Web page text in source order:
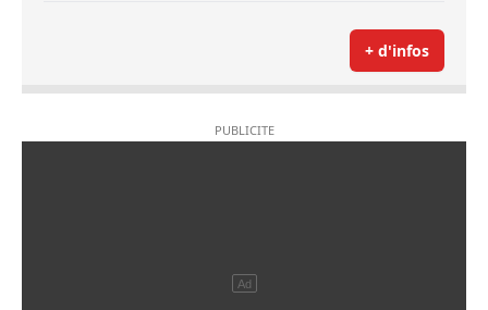
+ d'infos